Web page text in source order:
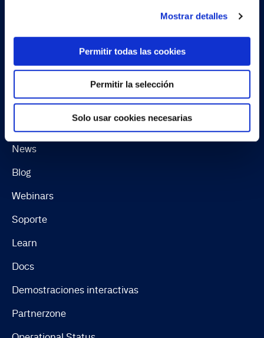
Mostrar detalles
Permitir todas las cookies
Permitir la selección
Solo usar cookies necesarias
Software License Terms & Terms of Service
Change summary for EULA
Continia Software Whistleblower Scheme
Recursos
News
Blog
Webinars
Soporte
Learn
Docs
Demostraciones interactivas
Partnerzone